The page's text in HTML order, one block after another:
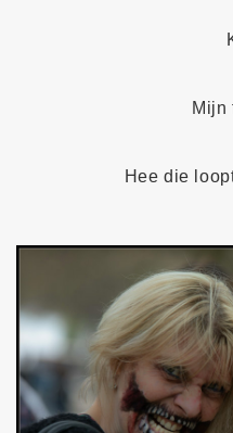
Mijn
Hee die